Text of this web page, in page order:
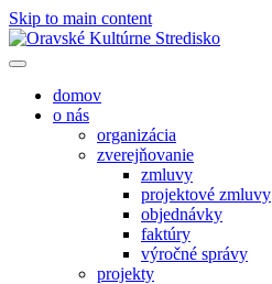
Skip to main content
domov
o nás
organizácia
zverejňovanie
zmluvy
projektové zmluvy
objednávky
faktúry
výročné správy
projekty